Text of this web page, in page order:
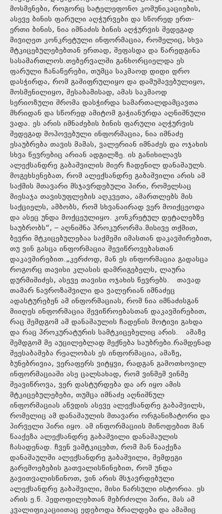
მოსმენები, როგორც სატელეფონო კომუნიკაციების,
ასევე ბინის ფარული აღჭურვები და სწორედ ერთ-
ერთი ბინის, ნია იმნაძის ბინის აღჭურვის შედეგად
მივიღეთ კონკრეტული ინფორმაცია, რომელიც, სხვა
მტკიცებულებებთან ერთად, შეფასდა და წარედგინა
სასამართლოს.თებერვალში განხორციელდა ეს
ფარული ჩანაწერები, თუმცა საკმაოდ დიდი დრო
დასჭირდა, რომ გაშიფრულიყო და დამუშავებულიყო,
მოსმენილიყო, შესაბამისად, ამას საკმაოდ
სერიოზული შრომა დასჭირდა სამართალდამცავთა
მხრიდან და სწორედ ამიტომ გაჭიანურდა აღნიშნული
ვადა. ეს არის იმნაძების ბინის ფარული აღჭურვის
შედეგად მოპოვებული ინფორმაცია, ნია იმნაძე
ესაუბრება თავის მამას, ვალერიან იმნაძეს და ოჯახის
სხვა წევრებიც არიან ადგილზე. ის განიხილავს
ალექსანდრე გაბაშვილის მიერ ჩადენილ დანაშაულს.
მოგეხსენებათ, რომ ალექსანდრე გაბაშვილი არის ამ
საქმის მთავარი მსჯავრდებული პირი, რომელსაც
მიესაჯა თავისუფლების აღკვეთა, ამართლებს მის
საქციელს, ამბობს, რომ სხვანაირად ვერ მოიქცეოდა
და ასეც უნდა მოქცეულიყო. კონკრეტულ დეტალებზე
საუბრობს“, – აღნიშნა პროკურორმა.მისივე თქმით,
ბევრი მტკიცებულებაა საქმეში იმასთან დაკავშირებით,
თუ ვინ გასცა ინფორმაცია შევიწროვებასთან
დაკავშირებით.„კერძოდ, მან ეს ინფორმაცია გადასცა
როგორც თავისი კლასის დამრიგებელს, ლაურა
დურმიშიძეს, ასევე თავისი ოჯახის წევრებს. თავად
თამარ ნავროზაშვილი და ვალერიან იმნაძეც
ადასტურებენ ამ ინფორმაციას, რომ ნია იმნაძისგან
მიიღეს ინფორმაცია შევიწროებასთან დაკავშირებით,
რაც შემდგომ ამ დანაშაულის ჩადენის მოტივი გახდა
და რაც პროკურატურის სამტკიცებელიც არის. ამაზე
შემდგომ მე აუცილებლად მექნება საუბრები.რამდენად
შეესაბამება რეალობას ეს ინფორმაცია, ამაზე,
ბუნებრივია, ვერაფერს ვიტყვი, რადგან გამოთხოვილ
ინფორმაციაში ასე ცალსახად, რომ ვინმემ ვინმე
შეავიწროვა, ვერ დასტურდება და არ იყო ამის
მტკიცებულებები, თუმცა იმნაძე აღნიშნულ
ინფორმაციას აწვდის ასევე ალექსანდრე გაბაშვილს,
რომელიც ამ დანაშაულის მთავარი ორგანიზატორი და
პირველი პირი იყო. ამ ინფორმაციის მიწოდებით მან
წააქეზა ალექსანდრე გაბაშვილი დანაშაულის
ჩასადენად. ჩვენ ვამტკიცებთ, რომ მან წააქეზა
დანაშაულში ალექსანდრე გაბაშვილი, შემდეგი
გარემოებების გათვალისწინებით, რომ უნდა
გავითვალისწინოთ, ვინ არის მსჯავრდებული
ალექსანდრე გაბაშვილი, მისი წარსული ისტორია. ეს
არის ე.წ. პედოფილებთან მებრძოლი პირი, მას ამ
კვალიფიკაციითაც ედებოდა ბრალდება და ამაშიც